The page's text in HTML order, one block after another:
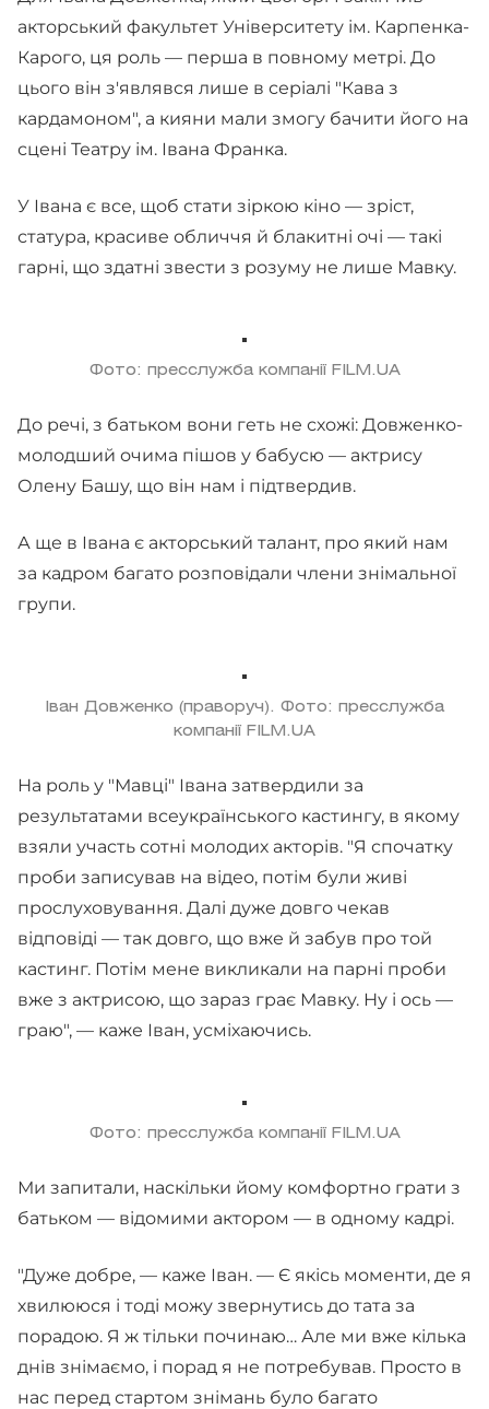
акторський факультет Університету ім. Карпенка-
Карого, ця роль — перша в повному метрі. До
цього він з'являвся лише в серіалі "Кава з
кардамоном", а кияни мали змогу бачити його на
сцені Театру ім. Івана Франка.
У Івана є все, щоб стати зіркою кіно — зріст,
статура, красиве обличчя й блакитні очі — такі
гарні, що здатні звести з розуму не лише Мавку.
Фото: пресслужба компанії FILM.UA
До речі, з батьком вони геть не схожі: Довженко-
молодший очима пішов у бабусю — актрису
Олену Башу, що він нам і підтвердив.
А ще в Івана є акторський талант, про який нам
за кадром багато розповідали члени знімальної
групи.
Іван Довженко (праворуч). Фото: пресслужба
компанії FILM.UA
На роль у "Мавці" Івана затвердили за
результатами всеукраїнського кастингу, в якому
взяли участь сотні молодих акторів. "Я спочатку
проби записував на відео, потім були живі
прослуховування. Далі дуже довго чекав
відповіді — так довго, що вже й забув про той
кастинг. Потім мене викликали на парні проби
вже з актрисою, що зараз грає Мавку. Ну і ось —
граю", — каже Іван, усміхаючись.
Фото: пресслужба компанії FILM.UA
Ми запитали, наскільки йому комфортно грати з
батьком — відомими актором — в одному кадрі.
"Дуже добре, — каже Іван. — Є якісь моменти, де я
хвилююся і тоді можу звернутись до тата за
порадою. Я ж тільки починаю… Але ми вже кілька
днів знімаємо, і порад я не потребував. Просто в
нас перед стартом знімань було багато